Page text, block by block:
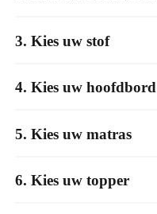
3 Kies uw stof
4 Kies uw hoofdbord
5 Kies uw matras
6 Kies uw topper